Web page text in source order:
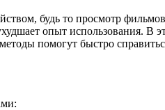
будь то просмотр
опыт использования. В
помогут быстро